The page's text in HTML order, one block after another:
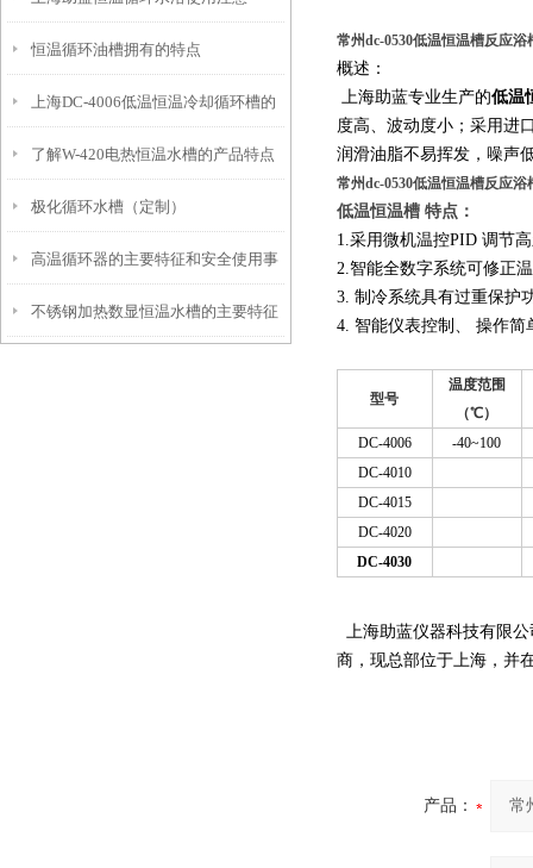
恒温循环油槽拥有的特点
上海DC-4006低温恒温冷却循环槽的
具体使用说明
了解W-420电热恒温水槽的产品特点
及如何使用它
极化循环水槽（定制）
高温循环器的主要特征和安全使用事
项
不锈钢加热数显恒温水槽的主要特征
常州dc-0530低温恒温槽反应浴
概述：
上海助蓝专业生产的低温
度高、波动度小；采用进
润滑油脂不易挥发，噪声
常州dc-0530低温恒温槽反应浴
低温恒温槽 特点：
1.采用微机温控PID 调节
2.智能全数字系统可修正
3. 制冷系统具有过重保护
4. 智能仪表控制、 操作
型号
温度范围
（℃）
DC-4006
-40~100
DC-4010
DC-4015
DC-4020
DC-4030
上海助蓝仪器科技有限
商，现总部位于上海，并
产品：